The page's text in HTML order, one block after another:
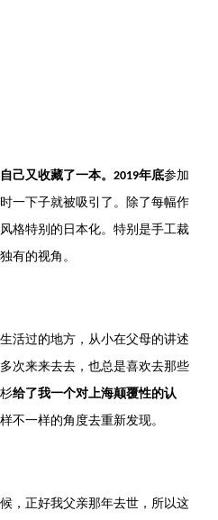
己又收藏了一本。2019年底参加
一下子就被吸引了。
除了每幅作
格特别的日本化。特别是手工裁
有的视角。
活过的地方，从小在父母的讲述
次来来去去，也总是喜欢去那些
给了我一个对上海颠覆性的认
不一样的角度去重新发现。
，正好我父亲那年去世，所以这